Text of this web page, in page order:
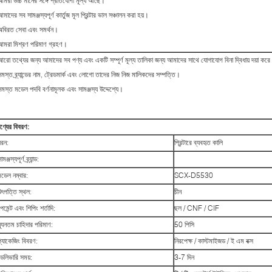
সব সামঞ্জস্যপূর্ণ কার্তুজ মূল প্রিন্টার ভাল সঞ্চালন করা হয়।
সেবা এবং সমর্থন।
মিশ্রণ পরিমাণ গ্রহণ।
তথ্যের জন্য আমাদের সব পণ্য এবং একটি সম্পূর্ণ মূল্য তালিকা জন্য আমাদের সাথে যোগাযোগ বিনা দ্বিধায় দয়া
ব্র্যান্ডের নাম, ট্রেডমার্ক এবং লোগো তাদের নিজ নিজ মালিকদের সম্পত্তি।
মডেল পদবি বর্ণনামূলক এবং সামঞ্জস্য উদ্দেশ্যে।
বিবরণ:
প্রিন্টারে ব্যবহৃত কালি
ব্র্যান্ড:
নম্বার:
SCX-D5530
স্থল:
চীন
এবং শিপিং শর্তাদি:
ছল / CNF / CIF
চাহিদার পরিমাণ:
50 পিসি
বিবরণ:
নিরপেক্ষ / কাস্টমাইজড / ই এম বক্স
সময়:
3-7 দিন